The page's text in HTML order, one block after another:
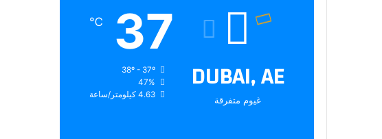
DUBAI, AE
غيوم متفرقة
37
℃
38º - 37º
47%
4.63 كيلومتر/ساعة